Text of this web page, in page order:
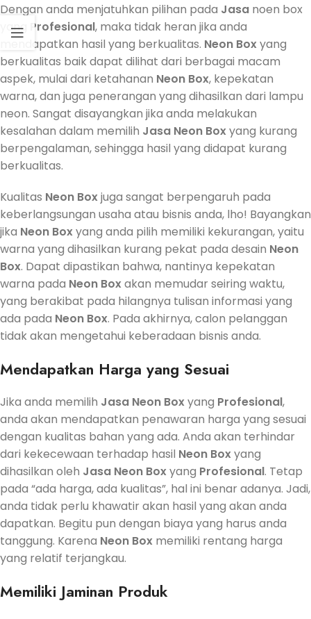
Dengan anda menjatuhkan pilihan pada Jasa noen box
yang
Profesional, maka tidak heran jika anda
mendapatkan hasil yang berkualitas. Neon Boxyang
berkualitas baik dapat dilihat dari berbagai macam
aspek, mulai dari ketahanan Neon Box, kepekatan
warna, dan juga penerangan yang dihasilkan dari lampu
neon. Sangat disayangkan jika anda melakukan
kesalahan dalam memilih Jasa Neon Boxyang kurang
berpengalaman, sehingga hasil yang didapat kurang
berkualitas.
Kualitas Neon Boxjuga sangat berpengaruh pada
keberlangsungan usaha atau bisnis anda, lho! Bayangkan
jika Neon Boxyang anda pilih memiliki kekurangan, yaitu
warna yang dihasilkan kurang pekat pada desain Neon
Box. Dapat dipastikan bahwa, nantinya kepekatan
warna pada Neon Boxakan memudar seiring waktu,
yang berakibat pada hilangnya tulisan informasi yang
ada pada Neon Box. Pada akhirnya, calon pelanggan
tidak akan mengetahui keberadaan bisnis anda.
Mendapatkan Harga yang Sesuai
Jika anda memilih Jasa Neon Boxyang Profesional,
anda akan mendapatkan penawaran harga yang sesuai
dengan kualitas bahan yang ada. Anda akan terhindar
dari kekecewaan terhadap hasil Neon Boxyang
dihasilkan oleh Jasa Neon Boxyang Profesional. Tetap
pada “ada harga, ada kualitas”, hal ini benar adanya. Jadi,
anda tidak perlu khawatir akan hasil yang akan anda
dapatkan. Begitu pun dengan biaya yang harus anda
tanggung. Karena Neon Box memiliki rentang harga
yang relatif terjangkau.
Memiliki Jaminan Produk